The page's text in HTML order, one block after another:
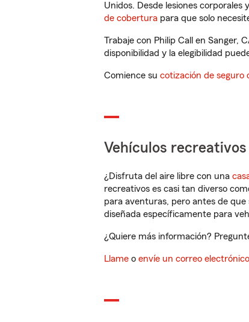
Unidos. Desde lesiones
de cobertura para que solo
Trabaje con Philip Call en Sanger,
disponibilidad y la elegibilidad
Comience su cotización de seguro
Vehículos recreativos
¿Disfruta del aire libre con una
recreativos es casi tan diverso
para aventuras, pero antes de que
diseñada específicamente para
¿Quiere más información?
Llame o envíe un correo